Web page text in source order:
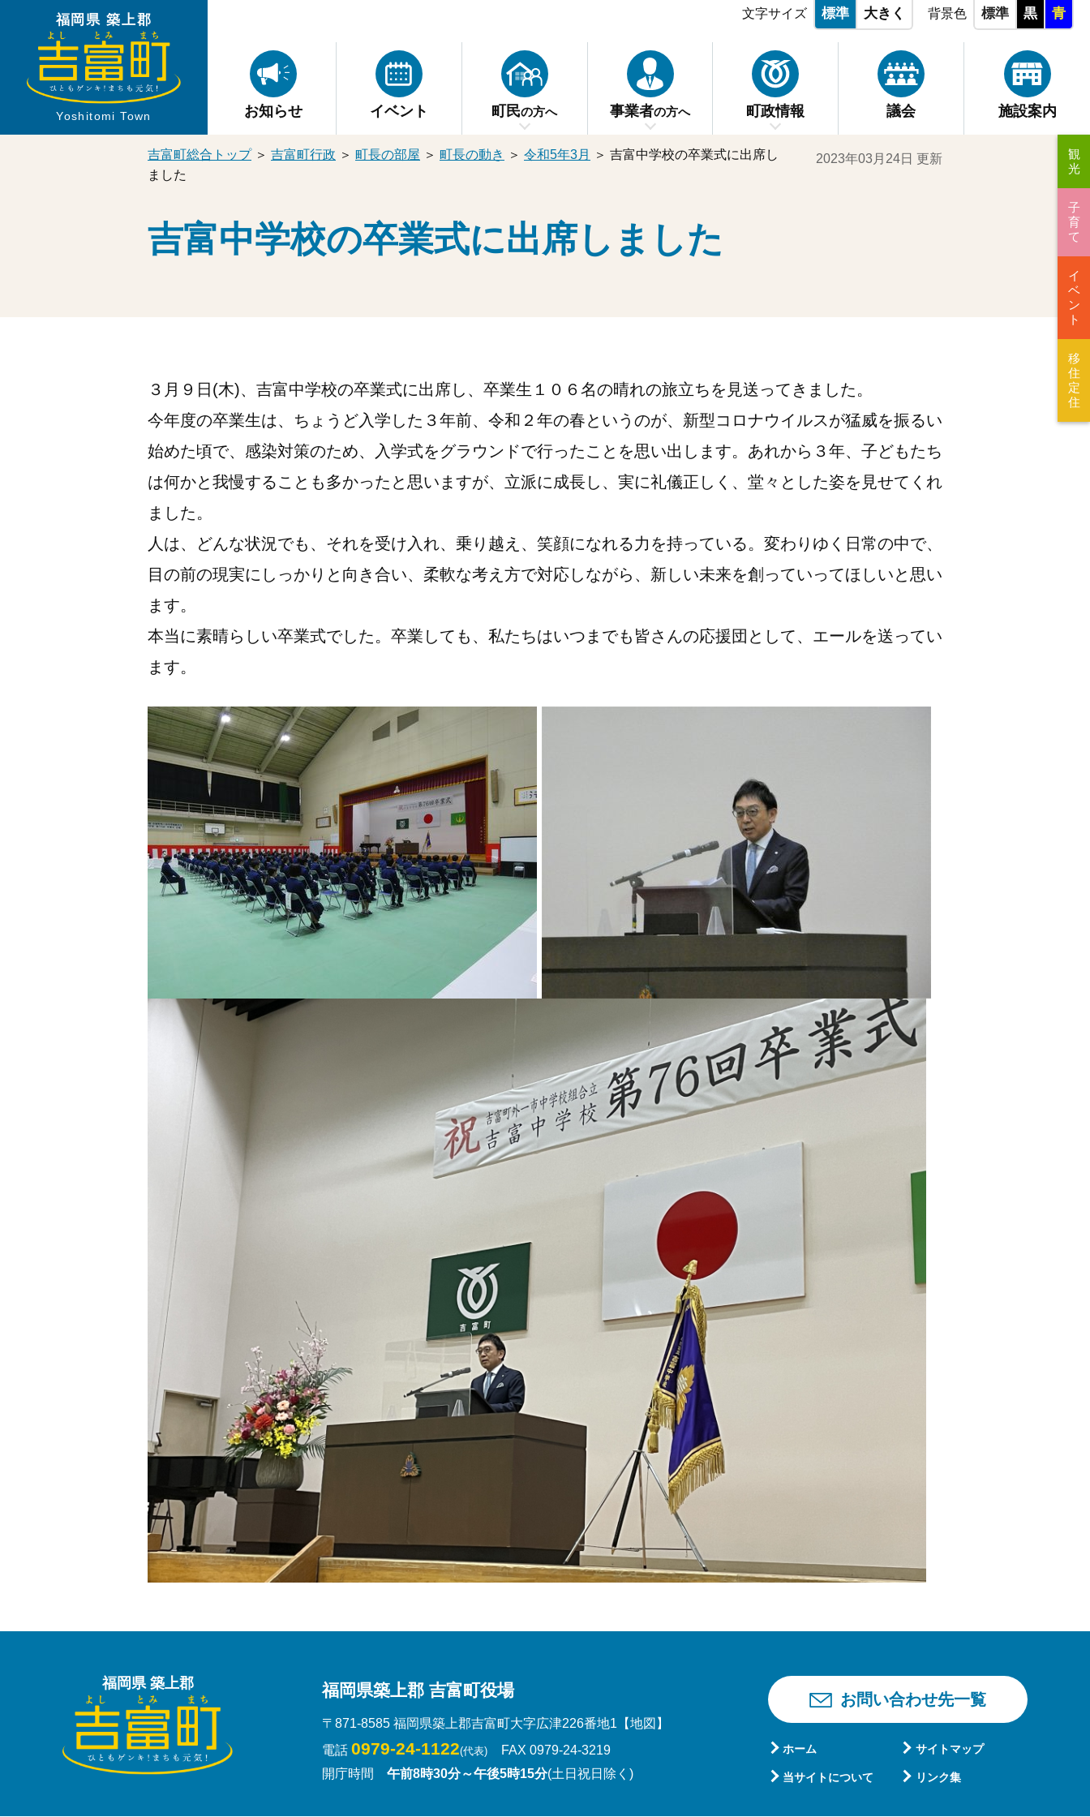
福岡県 築上郡
Yoshitomi Town
文字サイズ 標準 大きく 背景色 標準 黒 青
お知らせ イベント 町民の方へ 事業者の方へ 町政情報 議会 施設案内
吉富町総合トップ＞ 吉富町行政 ＞ 町長の部屋 ＞ 町長の動き ＞ 令和5年3月 ＞ 吉富中学校の卒業式に出席し
ました
吉富中学校の卒業式に出席しました
2023年03月24日 更新
３月９日(木)、吉富中学校の卒業式に出席し、卒業生１０６名の晴れの旅立ちを見送ってきました。
今年度の卒業生は、ちょうど入学した３年前、令和２年の春というのが、新型コロナウイルスが猛威を振るい
始めた頃で、感染対策のため、入学式をグラウンドで行ったことを思い出します。あれから３年、子どもたち
は何かと我慢することも多かったと思いますが、立派に成長し、実に礼儀正しく、堂々とした姿を見せてくれ
ました。
人は、どんな状況でも、それを受け入れ、乗り越え、笑顔になれる力を持っている。変わりゆく日常の中で、
目の前の現実にしっかりと向き合い、柔軟な考え方で対応しながら、新しい未来を創っていってほしいと思い
ます。
本当に素晴らしい卒業式でした。卒業しても、私たちはいつまでも皆さんの応援団として、エールを送ってい
ます。
福岡県 築上郡 福岡県築上郡 吉富町役場
〒871-8585 福岡県築上郡吉富町大字広津226番地1 【地図】
電話 0979-24-1122(代表)
FAX 0979-24-3219
開庁時間 午前8時30分～午後5時15分(土日祝日除く)
お問い合わせ先一覧
ホーム サイトマップ
当サイトについて リンク集
観
光
子
育
て
イ
ベ
ン
ト
移
住
定
住